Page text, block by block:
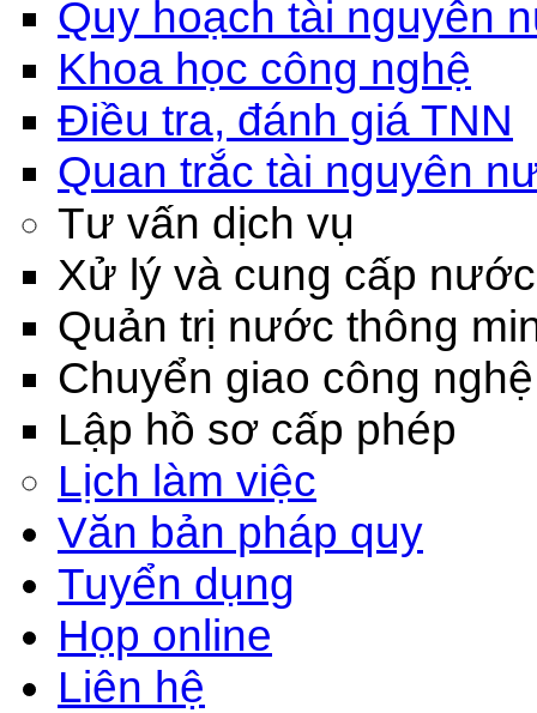
Quy hoạch tài nguyên
Khoa học công nghệ
Điều tra, đánh giá TNN
Quan trắc tài nguyên
Tư vấn dịch vụ
Xử lý và cung cấp nước
Quản trị nước thông
Chuyển giao công nghệ
Lập hồ sơ cấp phép
Lịch làm việc
Văn bản pháp quy
Tuyển dụng
Họp online
Liên hệ